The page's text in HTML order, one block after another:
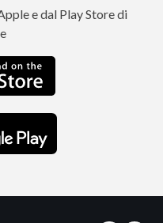
e dal Play Store di